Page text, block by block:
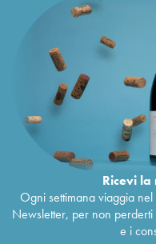
Ricevi
Ogni settimana viaggia
Newsletter, per non
e i